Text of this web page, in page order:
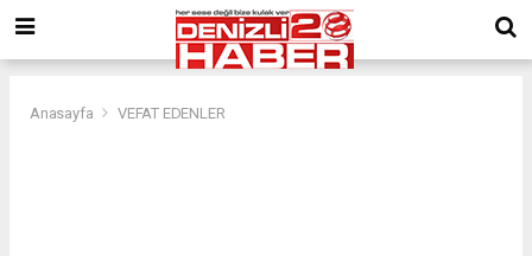
Anasayfa VEFAT EDENLER